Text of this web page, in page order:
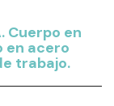
Cuerpo en
en acero
trabajo.